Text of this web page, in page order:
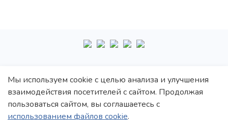
Мы используем cookie с целью анализа и улучшения
взаимодействия посетителей с сайтом. Продолжая
пользоваться сайтом, вы соглашаетесь с
использованием файлов cookie.
+7 495 222-10-87
Политика обработки персональных данных
Политика конфиденциальности
Пользовательское соглашение